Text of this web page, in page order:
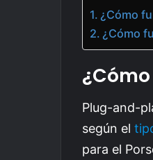
¿Cómo
¿Cómo
Plug-and-
según el
para el